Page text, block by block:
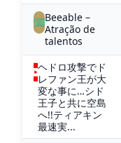
Beeable –
Atração de
talentos
ヘドロ攻撃でド
レファン王が大
変な事に…シド
王子と共に空島
へ!!ティアキン
最速実...